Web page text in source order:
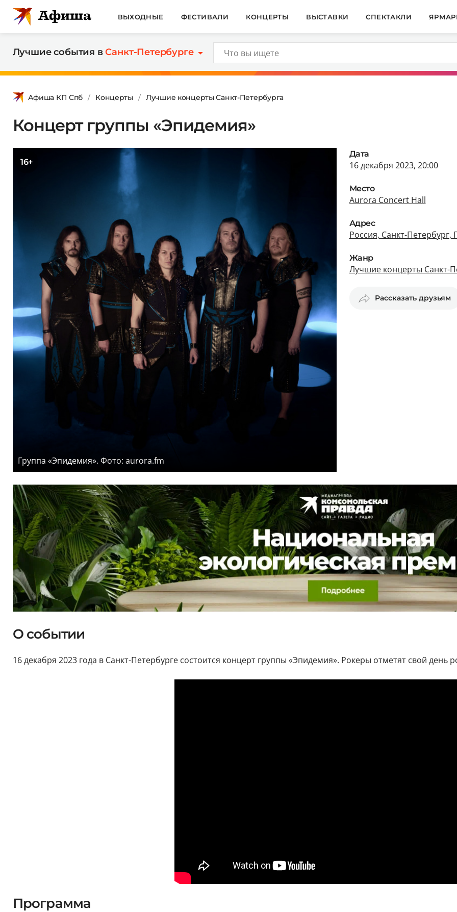
ВЫХОДНЫЕ ФЕСТИВАЛИ КОНЦЕРТЫ ВЫСТАВКИ СПЕКТАКЛИ
Лучшие события вСанкт-Петербурге
Афиша КП Спб Концерты Лучшие концерты Санкт-Петербурга
Концерт группы «Эпидемия»
16+
Группа «Эпидемия». Фото: aurora.fm
Дата
16 декабря 2023, 20:00
Место
Aurora Concert Hall
Адрес
Россия, Санкт-
Жанр
Лучшие концерты Санкт-
Рассказать друзьям
О событии
16 декабря 2023 года в Санкт-Петербурге состоится концерт группы «Эпидемия». Рокеры отметят свой день
Программа